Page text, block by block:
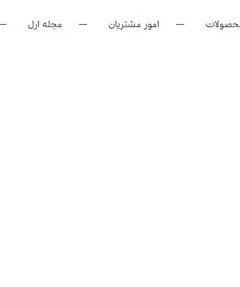
امور مشتریان مجله ارل